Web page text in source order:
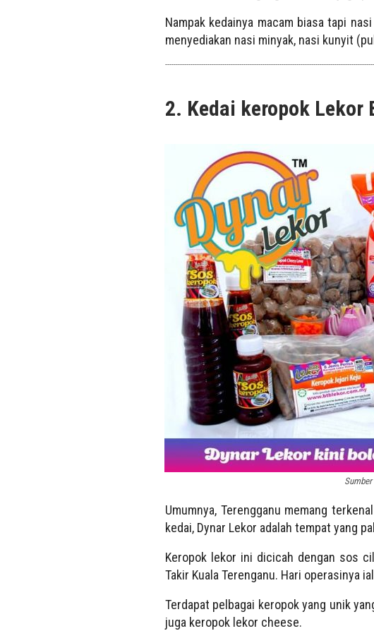
Nampak kedainya macam biasa tapi
menyediakan nasi minyak, nasi kunyit
2. Kedai keropok Lekor
Umumnya, Terengganu memang
kedai, Dynar Lekor adalah tempat yang
Keropok lekor ini dicicah dengan sos
Takir Kuala Terenganu. Hari operasinya
Terdapat pelbagai keropok yang unik
juga keropok lekor cheese.